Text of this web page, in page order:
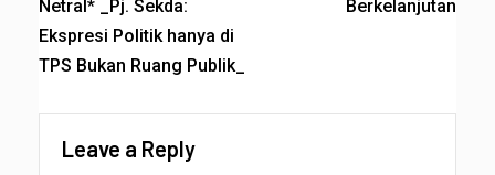
Netral* _Pj. Sekda:
Ekspresi Politik hanya di
TPS Bukan Ruang Publik_
Berkelanjutan
Leave a Reply